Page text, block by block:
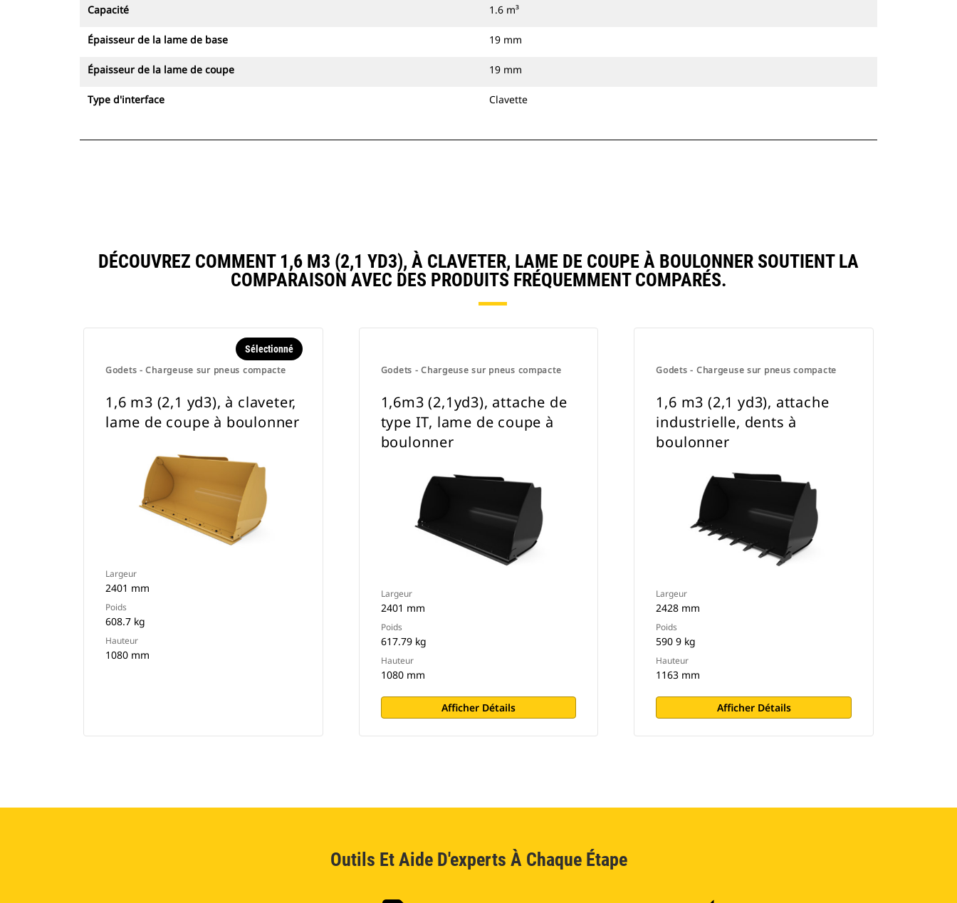
Capacité 1.6 m³
Épaisseur de la lame de base 19 mm
Épaisseur de la lame de coupe 19 mm
Type d'interface Clavette
DÉCOUVREZ COMMENT 1,6 M3 (2,1 YD3), À CLAVETER, LAME DE COUPE À BOULONNER SOUTIENT LA
COMPARAISON AVEC DES PRODUITS FRÉQUEMMENT COMPARÉS.
Godets - Chargeuse sur pneus compacte
Sélectionné
1,6 m3 (2,1 yd3), à claveter,
lame de coupe à boulonner
Largeur
2401 mm
Poids
608.7 kg
Hauteur
1080 mm
Godets - Chargeuse sur pneus compacte
1,6m3 (2,1yd3), attache de
type IT, lame de coupe à
boulonner
Largeur
2401 mm
Poids
617.79 kg
Hauteur
1080 mm
Afficher Détails
Godets - Chargeuse sur pneus compacte
1,6 m3 (2,1 yd3), attache
industrielle, dents à
boulonner
Largeur
2428 mm
Poids
590 9 kg
Hauteur
1163 mm
Afficher Détails
Outils Et Aide D'experts À Chaque Étape